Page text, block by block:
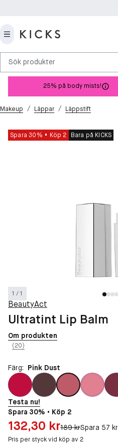
Sök produkter
25% på body mists!
Makeup / Läppar / Läppstift
Spara 30% Köp 2 Bara på KICKS
1 / 1
BeautyAct
Ultratint Lip Balm
Om produkten
(20)
Färg: Pink Dust
Testa nu!
Spara 30% • Köp 2
Pris: 132,30 kr
132,30 krOriginal pris:
189 krSpara 57 kr
Pris per styck vid köp av 2